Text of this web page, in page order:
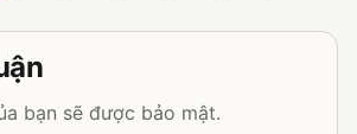
bạn sẽ được bảo mật.